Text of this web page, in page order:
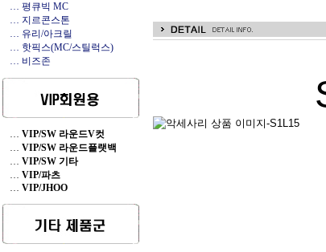
… 평큐빅 MC
… 지르콘스톤
… 유리/아크릴
… 핫픽스(MC/스틸럭스)
… 비즈존
… VIP/SW 라운드V컷
… VIP/SW 라운드플랫백
… VIP/SW 기타
… VIP/파츠
… VIP/JHOO